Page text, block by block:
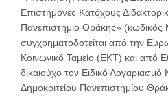
Επιστήμονες Κατόχους
Πανεπιστήμιο Θράκης»
συγχρηματοδοτείται από την
Κοινωνικό Ταμείο (ΕΚΤ) και από
δικαιούχο τον Ειδικό
Δημοκριτείου Πανεπιστημίου